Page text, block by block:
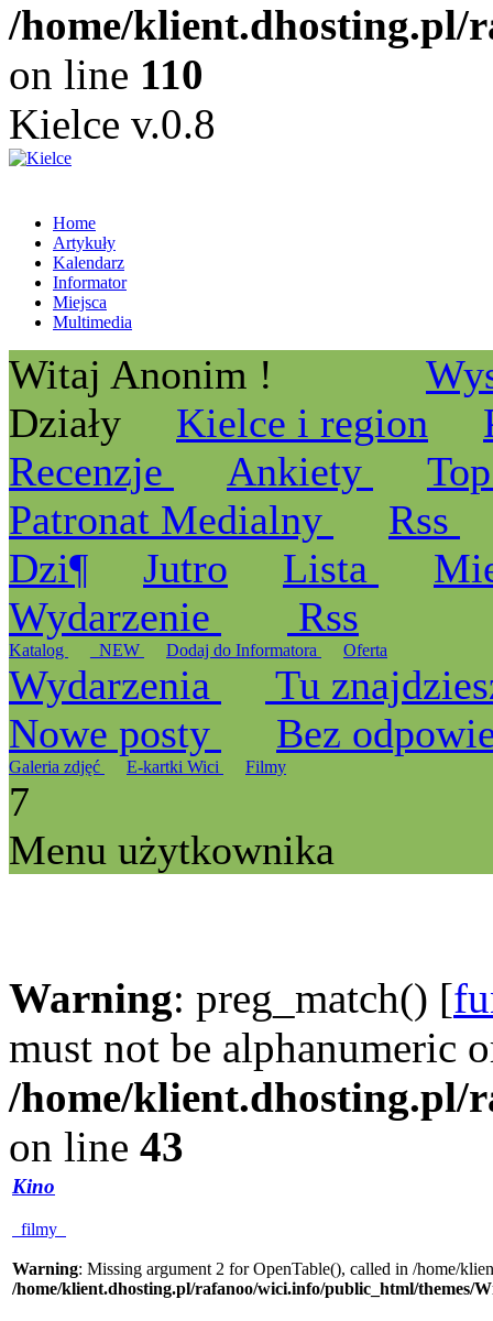
/home/klient.dhosting.pl/
on line 110
Kielce v.0.8
Home
Artykuły
Kalendarz
Informator
Miejsca
Multimedia
Witaj Anonim !
Działy
Kielce i region
Recenzje
Ankiety
Patronat Medialny
Rss
Dzi¶
Jutro Lista
Wydarzenie
Rss
Katalog _NEW Dodaj do Informatora Oferta
Wydarzenia
Tu
Nowe posty
Bez
Galeria zdjęć E-kartki Wici Filmy
7
Menu użytkownika
Warning: preg_match() [
must not be alphanumeric
/home/klient.dhosting.pl/
on line 43
Kino
filmy
Warning: Missing argument 2 for OpenTable(), called in /home/
/home/klient.dhosting.pl/rafanoo/wici.info/public_html/themes/